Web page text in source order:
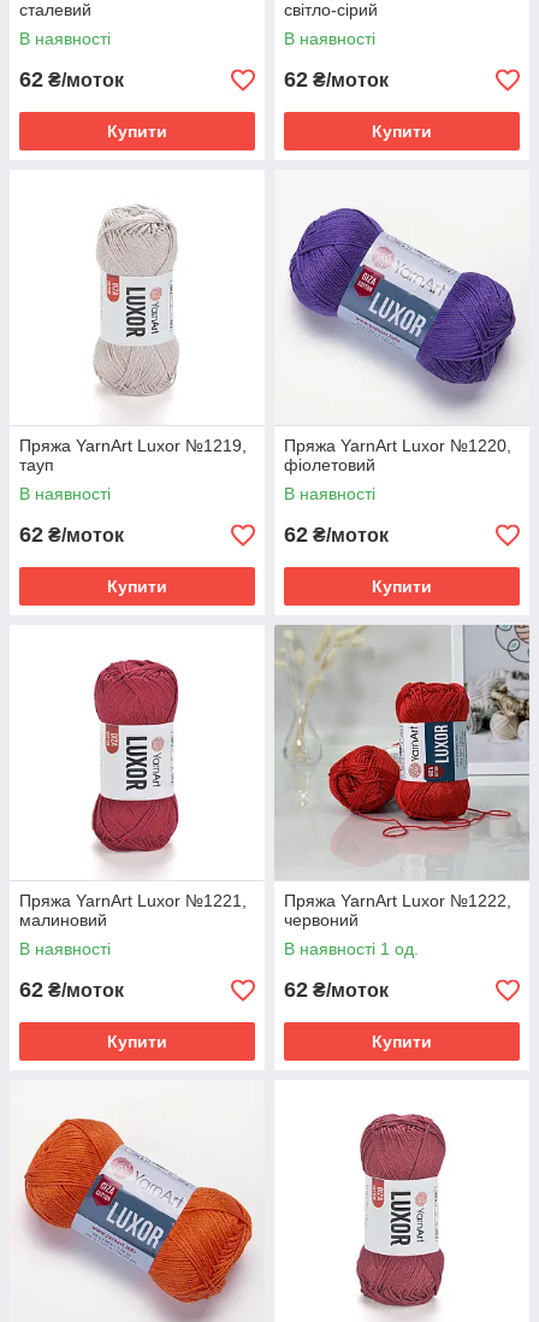
сталевий
В наявності
62 ₴/моток
Купити
світло-сірий
В наявності
62 ₴/моток
Купити
Пряжа YarnArt Luxor №1219,
тауп
В наявності
62 ₴/моток
Купити
Пряжа YarnArt Luxor №1220,
фіолетовий
В наявності
62 ₴/моток
Купити
Пряжа YarnArt Luxor №1221,
малиновий
В наявності
62 ₴/моток
Купити
Пряжа YarnArt Luxor №1222,
червоний
В наявності 1 од.
62 ₴/моток
Купити